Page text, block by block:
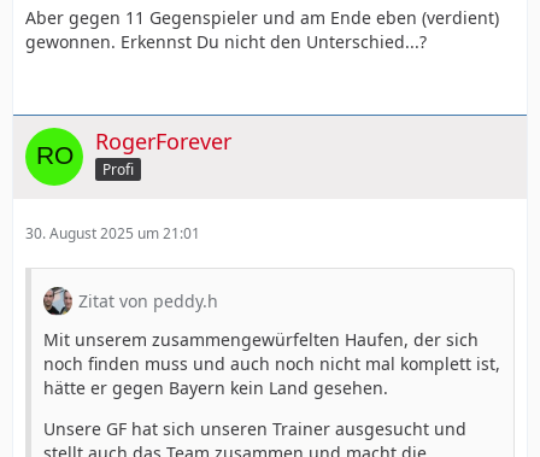
Aber gegen 11 Gegenspieler und am Ende eben (verdient)
gewonnen. Erkennst Du nicht den Unterschied...?
RogerForever
Profi
30. August 2025 um 21:01
Zitat von peddy.h
Mit unserem zusammengewürfelten Haufen, der sich
noch finden muss und auch noch nicht mal komplett ist,
hätte er gegen Bayern kein Land gesehen.
Unsere GF hat sich unseren Trainer ausgesucht und